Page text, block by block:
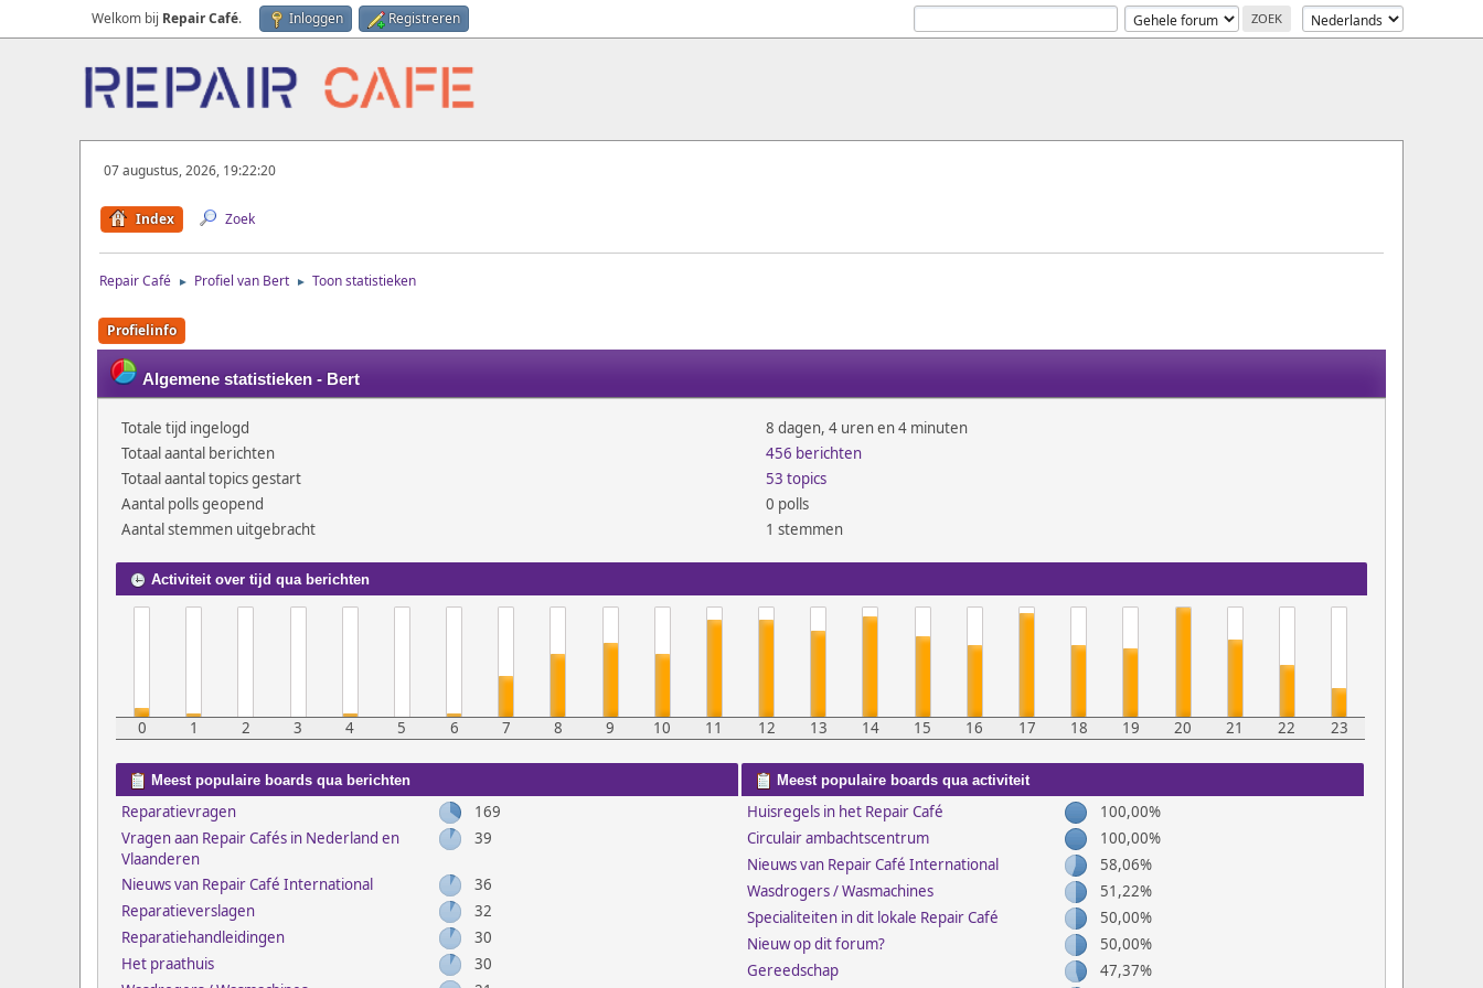
Welkom bij Repair Café. Inloggen Registreren
07 augustus, 2026, 19:22:20
Index Zoek
Repair Café ► Profiel van Bert ► Toon statistieken
Profielinfo
Algemene statistieken - Bert
Totale tijd ingelogd
8 dagen, 4 uren en 4 minuten
Totaal aantal berichten
456 berichten
Totaal aantal topics gestart
53 topics
Aantal polls geopend
0 polls
Aantal stemmen uitgebracht
1 stemmen
Activiteit over tijd qua berichten
0 1 2 3 4 5 6 7 8 9 10 11 12 13 14 15 16 17 18 19 20 21 22 23
Meest populaire boards qua berichten
Reparatievragen
169
Vragen aan Repair Cafés in Nederland en
Vlaanderen
39
Nieuws van Repair Café International
36
Reparatieverslagen
32
Reparatiehandleidingen
30
Het praathuis
30
Meest populaire boards qua activiteit
Huisregels in het Repair Café
100,00%
Circulair ambachtscentrum
100,00%
Nieuws van Repair Café International
58,06%
Wasdrogers / Wasmachines
51,22%
Specialiteiten in dit lokale Repair Café
50,00%
Nieuw op dit forum?
50,00%
Gereedschap
47,37%